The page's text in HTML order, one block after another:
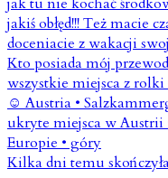
Kilka dni temu